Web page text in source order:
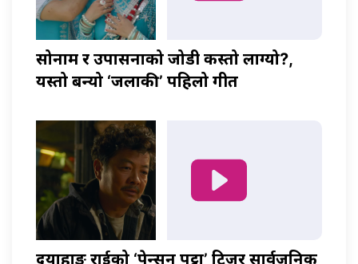
सोनाम र उपासनाको जोडी कस्तो लाग्यो?,
यस्तो बन्यो ‘जलाकी’ पहिलो गीत
दयाहाङ राईको ‘पेन्सन पट्टा’ टिजर सार्वजनिक